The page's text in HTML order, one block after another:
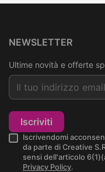
NEWSLETTER
Ultime novità e offerte
Iscriviti
Iscrivendomi
da parte di Creative
sensi dell'articolo
Privacy Policy.